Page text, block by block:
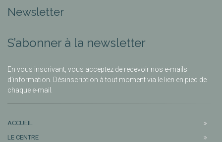
Newsletter
S’abonner à la newsletter
En vous inscrivant, vous acceptez de recevoir nos e-mails
d’information. Désinscription à tout moment via le lien en pied de
chaque e-mail.
ACCUEIL
LE CENTRE